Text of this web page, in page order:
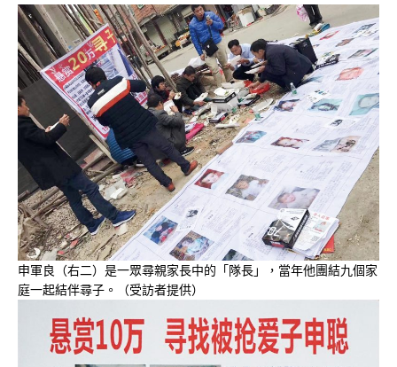
申軍良（右二）是一眾尋親家長中的「隊長」，當年他團結九個家
庭一起結伴尋子。（受訪者提供）